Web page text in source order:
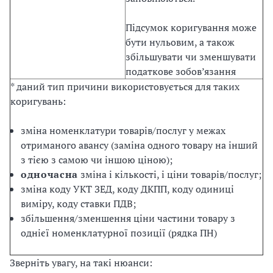
Підсумок коригування може
бути нульовим, а також
збільшувати чи зменшувати
податкове зобов’язання
* даний тип причини використовується для таких
коригувань:
зміна номенклатури товарів/послуг у межах
отриманого авансу (заміна одного товару на інший
з тією з самою чи іншою ціною);
одночасна зміна і кількості, і ціни товарів/послуг;
зміна коду УКТ ЗЕД, коду ДКПП, коду одиниці
виміру, коду ставки ПДВ;
збільшення/зменшення ціни частини товару з
однієї номенклатурної позиції (рядка ПН)
Зверніть увагу, на такі нюанси: